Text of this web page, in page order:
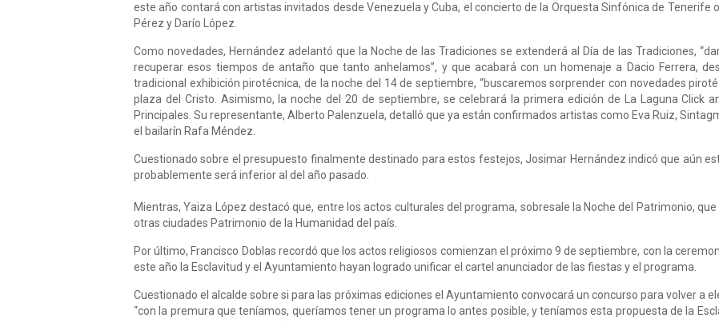
este año contará con artistas invitados desde Venezuela y Cuba, el concierto de la Orquesta Sinfónica de Tenerife
Pérez y Darío López.
Como novedades, Hernández adelantó que la Noche de las Tradiciones se extenderá al Día de las Tradiciones,
recuperar esos tiempos de antaño que tanto anhelamos”, y que acabará con un homenaje a Dacio Ferrera,
tradicional exhibición pirotécnica, de la noche del 14 de septiembre, “buscaremos sorprender con novedades
plaza del Cristo. Asimismo, la noche del 20 de septiembre, se celebrará la primera edición de La Laguna Click
Principales. Su representante, Alberto Palenzuela, detalló que ya están confirmados artistas como Eva Ruiz,
el bailarín Rafa Méndez.
Cuestionado sobre el presupuesto finalmente destinado para estos festejos, Josimar Hernández indicó que aún
probablemente será inferior al del año pasado.
Mientras, Yaiza López destacó que, entre los actos culturales del programa, sobresale la Noche del Patrimonio,
otras ciudades Patrimonio de la Humanidad del país.
Por último, Francisco Doblas recordó que los actos religiosos comienzan el próximo 9 de septiembre, con la
este año la Esclavitud y el Ayuntamiento hayan logrado unificar el cartel anunciador de las fiestas y el programa.
Cuestionado el alcalde sobre si para las próximas ediciones el Ayuntamiento convocará un concurso para volver a
“con la premura que teníamos, queríamos tener un programa lo antes posible, y teníamos esta propuesta de la